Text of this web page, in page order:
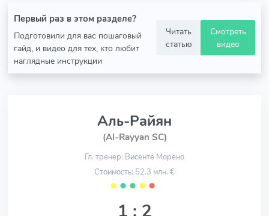
Первый раз в этом разделе?
Подготовили для вас пошаговый
гайд, и видео для тех, кто любит
наглядные инструкции
Читать
статью
Смотреть
видео
Аль-Райян
(Al-Rayyan SC)
Гл. тренер: Висенте Морено
Стоимость: 52.3 млн. €
⬤ ⬤ ⬤ ⬤ ⬤
1 : 2